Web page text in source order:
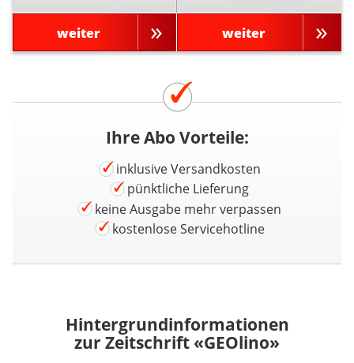
weiter weiter
Ihre Abo Vorteile:
inklusive Versandkosten
pünktliche Lieferung
keine Ausgabe mehr verpassen
kostenlose Servicehotline
Hintergrundinformationen
zur Zeitschrift «GEOlino»